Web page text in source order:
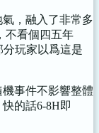
，融入了非常多
不看個四五年
玩家以爲這是
事件不影響整體
的話6-8H即